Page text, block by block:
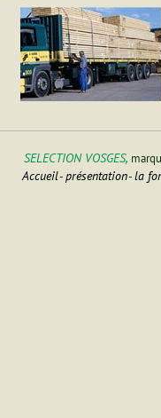
SELECTION VOSGES,
Accueil-présentation-la